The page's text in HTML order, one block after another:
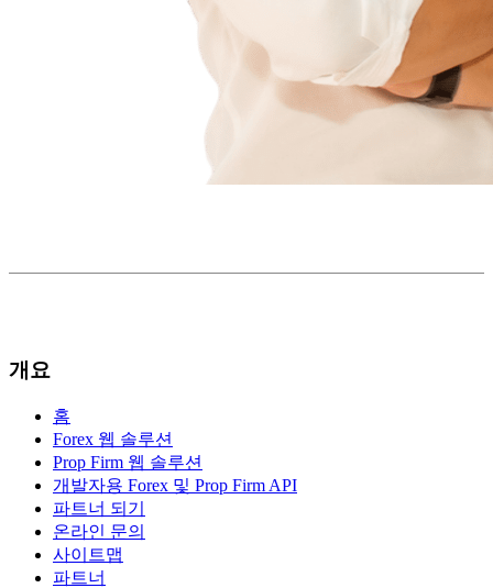
개요
홈
Forex 웹 솔루션
Prop Firm 웹 솔루션
개발자용 Forex 및 Prop Firm API
파트너 되기
온라인 문의
사이트맵
파트너